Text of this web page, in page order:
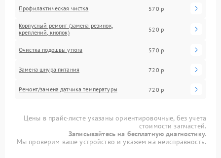
Профилактическая чистка 570 р
Корпусный ремонт (замена резинок,
креплений, кнопок)
520 р
Очистка подошвы утюга 570 р
Замена шнура питания 720 р
Ремонт/замена датчика температуры 720 р
Цены в прайс-листе указаны ориентировочные, без учета
стоимости запчастей.
Записывайтесь на бесплатную диагностику.
Мы проверим ваше устройство и укажем на неисправность.